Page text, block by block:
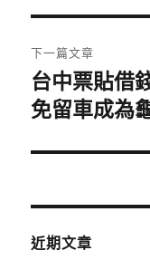
覽
文
章:
下一篇文章
下
一
文
台中票貼借
免留車成為
近期文章